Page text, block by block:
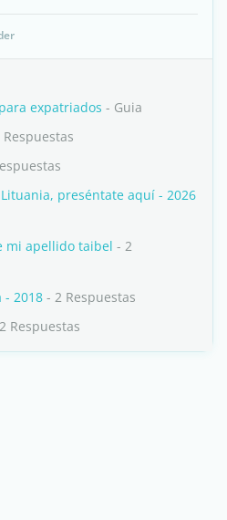
expatriados - Guia
Respuestas
preséntate aquí - 2026
mi apellido taibel - 2
- 2018 - 2 Respuestas
Respuestas